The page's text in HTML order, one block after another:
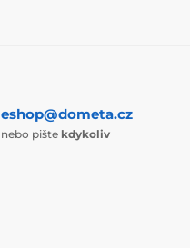
eshop@dometa.cz
nebo pište kdykoliv